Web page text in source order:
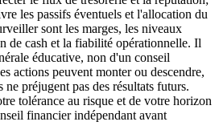
les passifs éventuels et l'allocation du
sont les marges, les niveaux
de cash et la fiabilité opérationnelle. Il
éducative, non d'un conseil
actions peuvent monter ou descendre,
ne préjugent pas des résultats futurs.
tolérance au risque et de votre horizon
financier indépendant avant